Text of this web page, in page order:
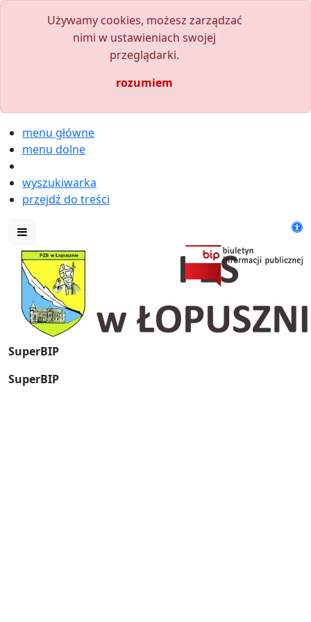
Używamy cookies, możesz zarządzać
nimi w ustawieniach swojej
przeglądarki.
rozumiem
menu główne
menu dolne
wyszukiwarka
przejdź do treści
SuperBIP
SuperBIP